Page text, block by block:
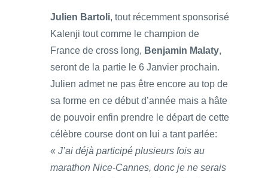
Julien Bartoli, tout récemment sponsorisé
Kalenji tout comme le champion de
France de cross long, Benjamin Malaty,
seront de la partie le 6 Janvier prochain.
Julien admet ne pas être encore au top de
sa forme en ce début d’année mais a hâte
de pouvoir enfin prendre le départ de cette
célèbre course dont on lui a tant parlée:
« J’ai déjà participé plusieurs fois au
marathon Nice-Cannes, donc je ne serais